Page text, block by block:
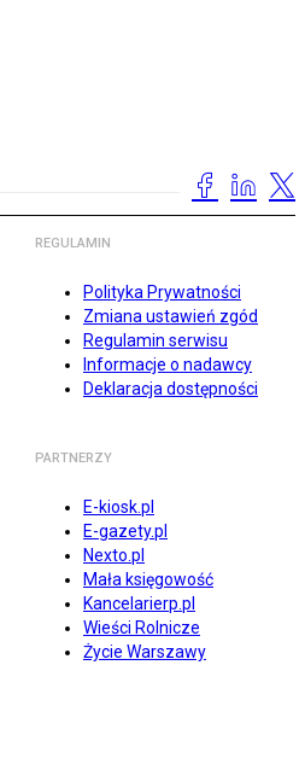
REGULAMIN
Polityka Prywatności
Zmiana ustawień zgód
Regulamin serwisu
Informacje o nadawcy
Deklaracja dostępności
PARTNERZY
E-kiosk.pl
E-gazety.pl
Nexto.pl
Mała księgowość
Kancelarierp.pl
Wieści Rolnicze
Życie Warszawy